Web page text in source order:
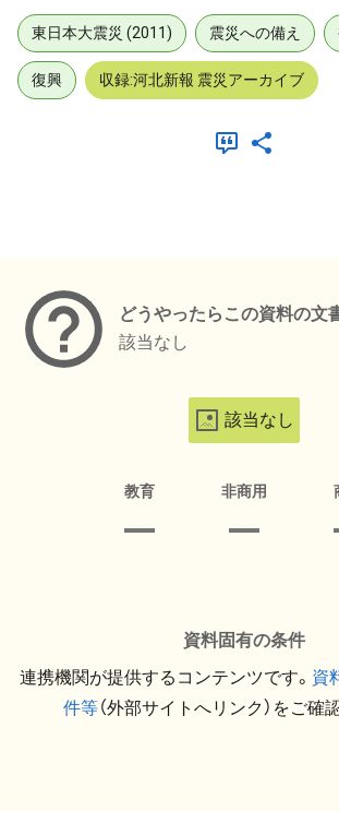
東日本大震災 (2011) 震災への備え
復興 収録:河北新報 震災アーカイブ
どうやったらこの資料の文
該当なし
該当なし
教育 非商用
資料固有の条件
連携機関が提供するコンテンツです。 資
件等（外部サイトへリンク）をご確